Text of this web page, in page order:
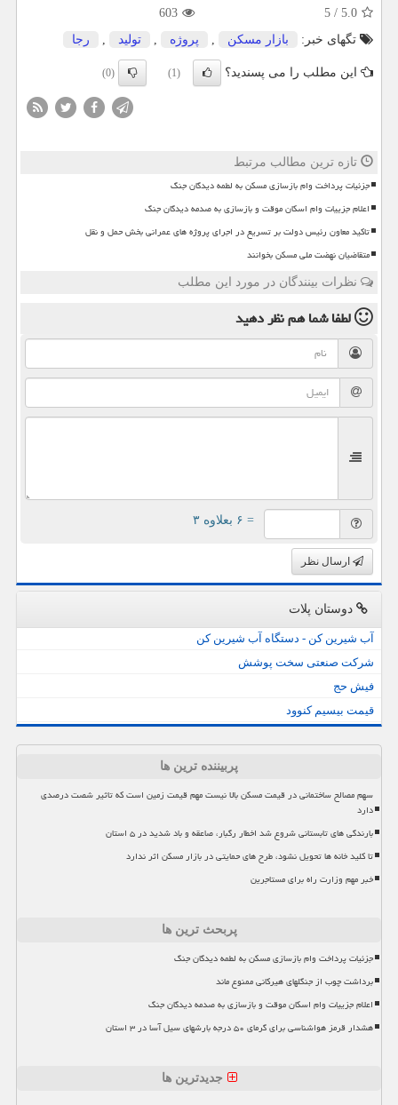
5.0
/
5
603
تگهای خبر:
بازار مسكن پروژه تولید رجا
این مطلب را می پسندید؟ (1)
(0)
تازه ترین مطالب مرتبط
جزئیات پرداخت وام بازسازی مسکن به لطمه دیدگان جنگ
اعلام جزییات وام اسکان موقت و بازسازی به صدمه دیدگان جنگ
تاکید معاون رئیس دولت بر تسریع در اجرای پروژه های عمرانی بخش حمل و نقل
متقاضیان نهضت ملی مسکن بخوانند
نظرات بینندگان در مورد این مطلب
لطفا شما همنظر دهید
= ۶ بعلاوه ۳
ارسال نظر
دوستان پلات
آب شیرین کن - دستگاه آب شیرین کن
شرکت صنعتی سخت پوشش
فیش حج
قیمت بیسیم کنوود
پربیننده ترین ها
سهم مصالح ساختمانی در قیمت مسکن بالا نیست مهم قیمت زمین است که تاثیر شصت درصدی
دارد
بارندگی های تابستانی شروع شد اخطار رگبار، صاعقه و باد شدید در ۵ استان
تا کلید خانه ها تحویل نشود، طرح های حمایتی در بازار مسکن اثر ندارد
خبر مهم وزارت راه برای مستاجرین
پربحث ترین ها
جزئیات پرداخت وام بازسازی مسکن به لطمه دیدگان جنگ
برداشت چوب از جنگلهای هیرکانی ممنوع ماند
اعلام جزییات وام اسکان موقت و بازسازی به صدمه دیدگان جنگ
هشدار قرمز هواشناسی برای گرمای ۵۰ درجه بارشهای سیل آسا در ۳ استان
جدیدترین ها